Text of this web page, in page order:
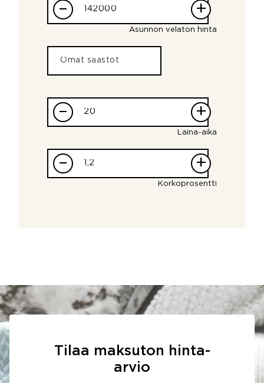
– +
Asunnon velaton hinta
– +
Laina-aika
– +
Korkoprosentti
Tilaa maksuton hinta-
arvio